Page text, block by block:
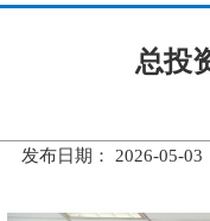
总投
发布日期： 2026-05-